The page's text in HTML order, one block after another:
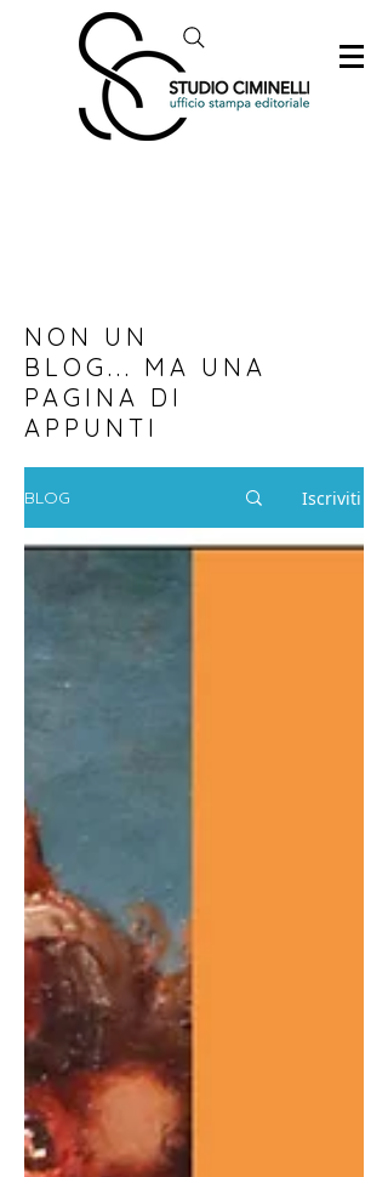
NON UN
BLOG... MA UNA
PAGINA DI
APPUNTI
BLOG Iscriviti